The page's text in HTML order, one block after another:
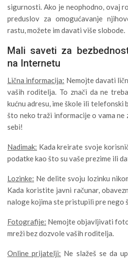
sigurnosti. Ako je neophodno, ovaj
preduslov za omogućavanje
rastu, možete im davati više slobode.
Mali saveti za
na Internetu
Lična informacija: Nemojte davati
vaših roditelja. To znači da ne
kućnu adresu, ime škole ili telefonski
što neko traži informacije o vama ne
sebi!
Nadimak: Kada kreirate svoje
podatke kao što su vaše prezime ili
Lozinke: Ne delite svoju lozinku
Kada koristite javni računar,
naloge kojima ste pristupili pre nego
Fotografije: Nemojte objavljivati
mreži bez dozvole vaših roditelja.
Online prijatelji: Ne slažeš se da